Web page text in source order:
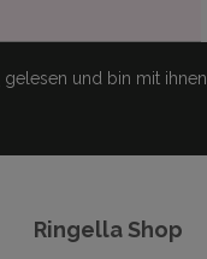
gelesen und bin mit ihnen
Ringella Shop